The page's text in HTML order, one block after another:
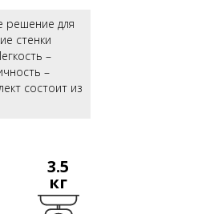
решение для
стенки
–
–
состоит из
3.5
кг